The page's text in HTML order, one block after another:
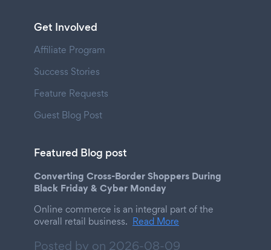
Get Involved
Affiliate Program
Success Stories
Feature Requests
Guest Blog Post
Featured Blog post
Converting Cross-Border Shoppers During
Black Friday & Cyber Monday
Online commerce is an integral part of the
overall retail business. Read More
Posted by on 2026-08-09